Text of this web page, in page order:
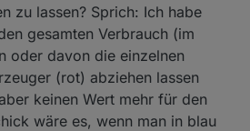
zu lassen? Sprich: Ich habe
gesamten Verbrauch (im
oder davon die einzelnen
(rot) abziehen lassen
keinen Wert mehr für den
wäre es, wenn man in blau